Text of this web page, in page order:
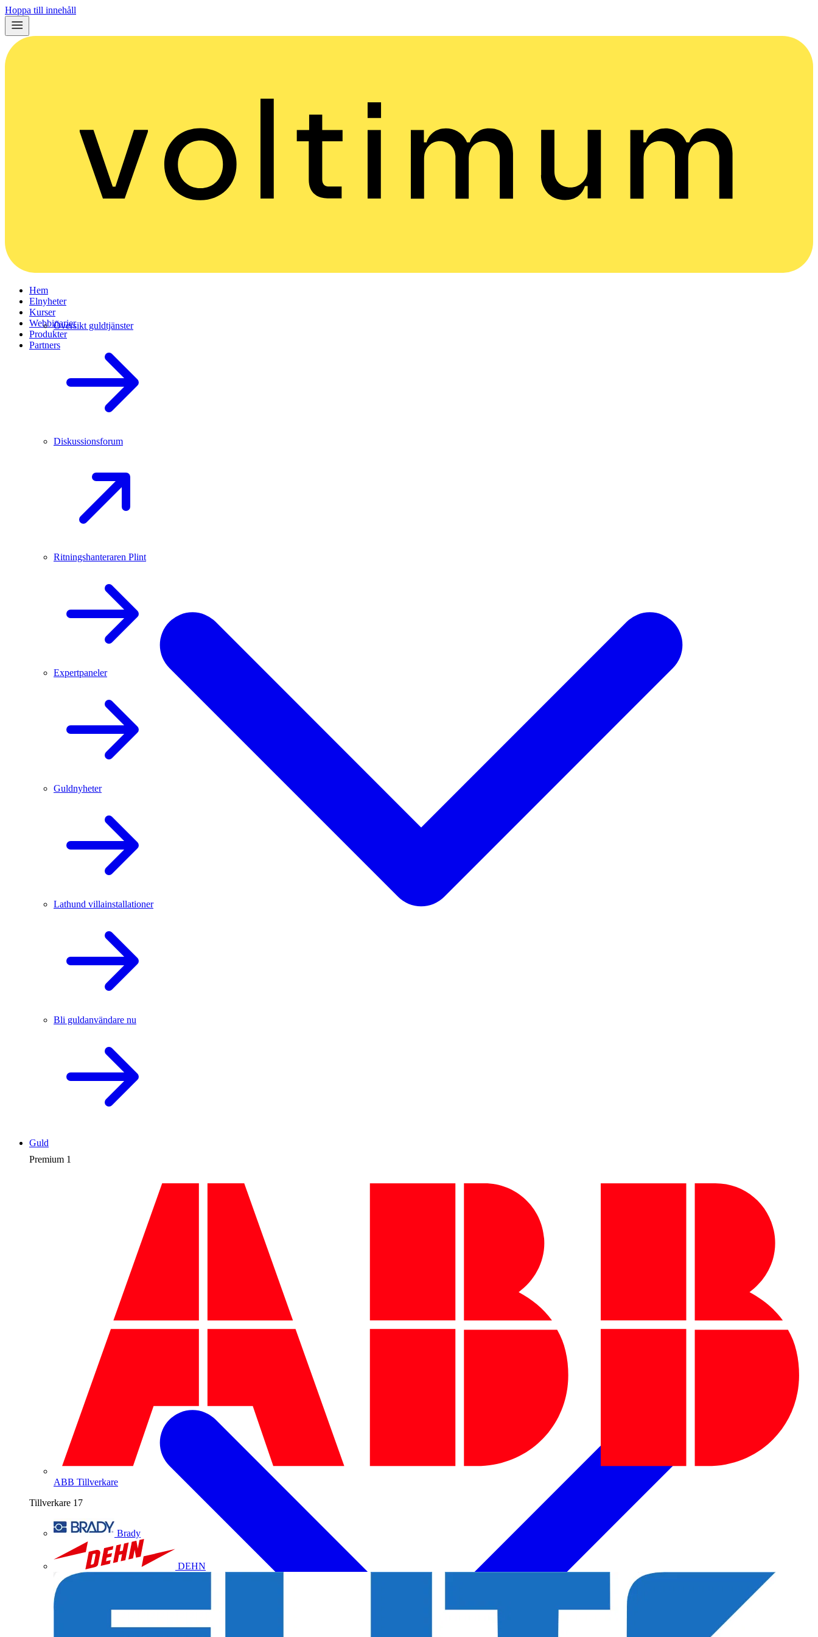
Hoppa till innehåll
Hem
Elnyheter
Kurser
Webbinarier
Produkter
Partners
Premium 1
ABB Tillverkare
Tillverkare 17
Brady
DEHN
Guld
Översikt guldtjänster
Diskussionsforum
Ritningshanteraren Plint
Expertpaneler
Guldnyheter
Lathund villainstallationer
Bli guldanvändare nu